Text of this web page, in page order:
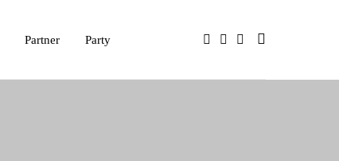
Partner Party